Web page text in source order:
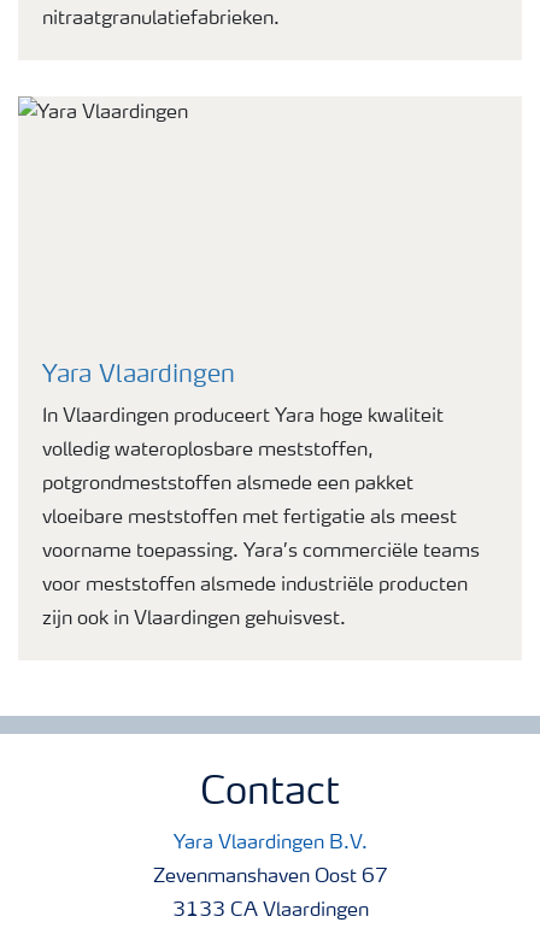
nitraatgranulatiefabrieken.
Yara Vlaardingen
In Vlaardingen produceert Yara hoge kwaliteit
volledig wateroplosbare meststoffen,
potgrondmeststoffen alsmede een pakket
vloeibare meststoffen met fertigatie als meest
voorname toepassing. Yara’s commerciële teams
voor meststoffen alsmede industriële producten
zijn ook in Vlaardingen gehuisvest.
Contact
Yara Vlaardingen B.V.
Zevenmanshaven Oost 67
3133 CA Vlaardingen